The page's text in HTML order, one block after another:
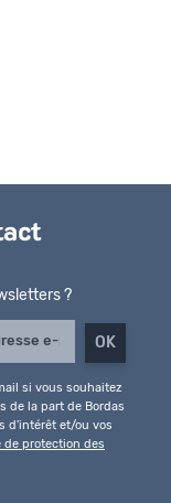
?
si vous souhaitez
de la part de Bordas
d'intérêt et/ou vos
de protection des